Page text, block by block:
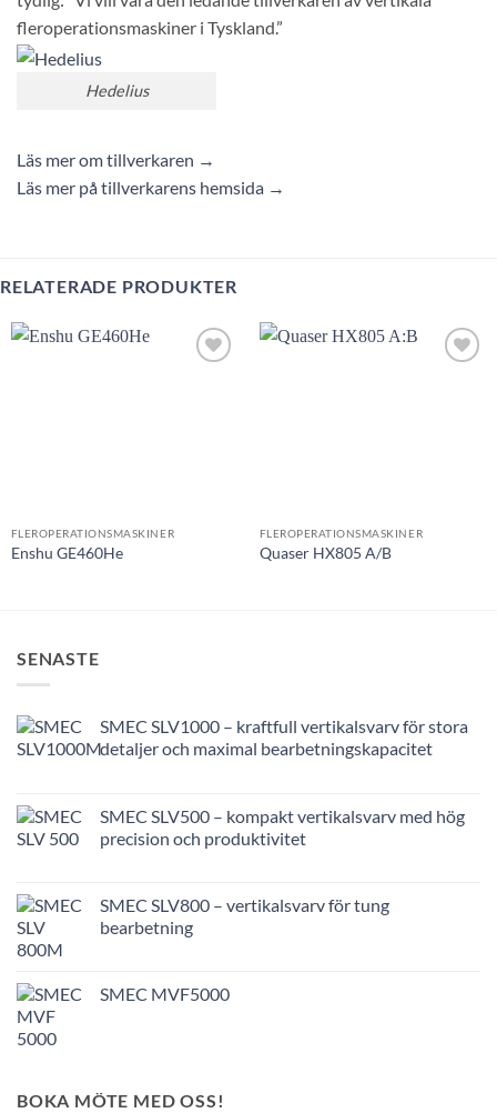
fleroperationsmaskiner i Tyskland.”
Hedelius
Läs mer om tillverkaren →
Läs mer på tillverkarens hemsida →
RELATERADE PRODUKTER
FLEROPERATIONSMASKINER
Enshu GE460He
FLEROPERATIONSMASKINER
Quaser HX805 A/B
SENASTE
SMEC SLV1000 – kraftfull vertikalsvarv för stora
detaljer och maximal bearbetningskapacitet
SMEC SLV500 – kompakt vertikalsvarv med hög
precision och produktivitet
SMEC SLV800 – vertikalsvarv för tung
bearbetning
SMEC MVF5000
BOKA MÖTE MED OSS!